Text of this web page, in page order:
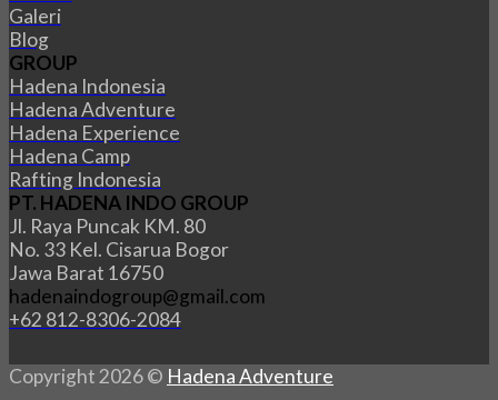
Galeri
Blog
GROUP
Hadena Indonesia
Hadena Adventure
Hadena Experience
Hadena Camp
Rafting Indonesia
PT. HADENA INDO GROUP
Jl. Raya Puncak KM. 80
No. 33 Kel. Cisarua Bogor
Jawa Barat 16750
hadenaindogroup@gmail.com
+62 812-8306-2084
Copyright 2026 © Hadena Adventure